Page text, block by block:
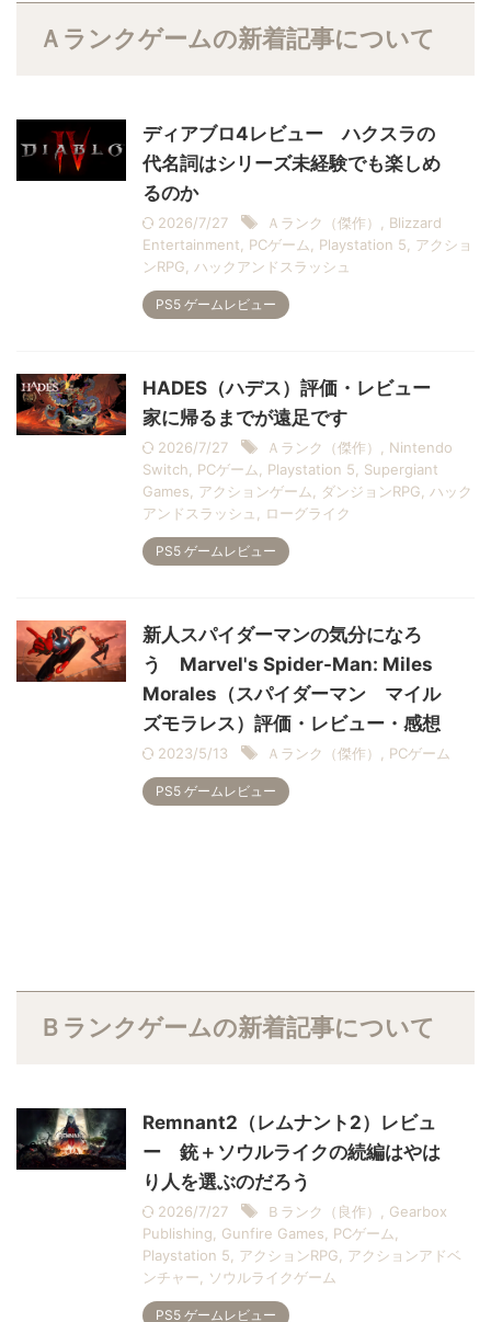
Ａランクゲームの新着記事について
ディアブロ4レビュー ハクスラの
代名詞はシリーズ未経験でも楽しめ
るのか
2026/7/27 Ａランク（傑作）
Blizzard
Entertainment
PCゲーム Playstation 5
アクショ
ンRPG
ハックアンドスラッシュ
PS5 ゲームレビュー
HADES（ハデス）評価・レビュー
家に帰るまでが遠足です
2026/7/27 Ａランク（傑作）
Nintendo
Switch
PCゲーム Playstation 5
Supergiant
Games
アクションゲーム ダンジョンRPG
ハック
アンドスラッシュ
ローグライク
PS5 ゲームレビュー
新人スパイダーマンの気分になろ
う Marvel's Spider-Man: Miles
Morales（スパイダーマン マイル
ズモラレス）評価・レビュー・感想
2023/5/13 Ａランク（傑作） PCゲーム
PS5 ゲームレビュー
Ｂランクゲームの新着記事について
Remnant2（レムナント2）レビュ
ー 銃＋ソウルライクの続編はやは
り人を選ぶのだろう
2026/7/27 Ｂランク（良作）
Gearbox
Publishing
Gunfire Games PCゲーム
Playstation 5
アクションRPG
アクションアドベ
ンチャー
ソウルライクゲーム
PS5 ゲームレビュー